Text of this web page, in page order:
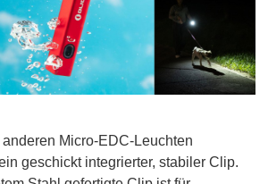
Micro-EDC-Leuchten
geschickt integrierter, stabiler Clip.